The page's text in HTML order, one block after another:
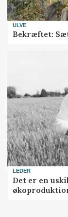
ULVE
Bekræftet:
LEDER
Det er en